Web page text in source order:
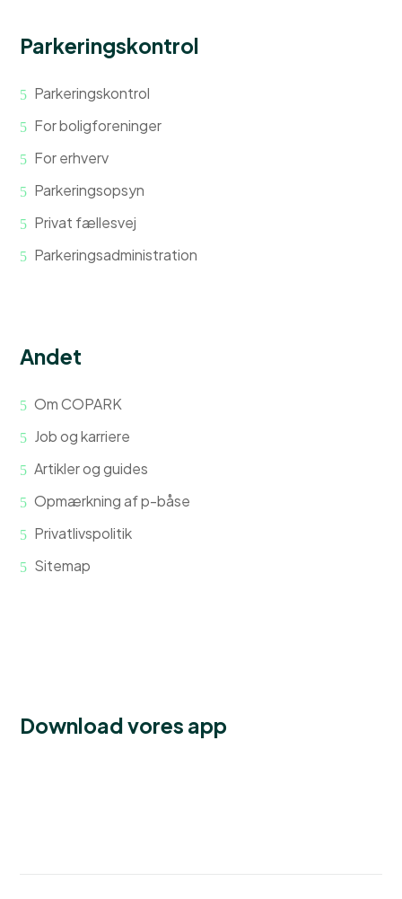
Parkeringskontrol
Parkeringskontrol
For boligforeninger
For erhverv
Parkeringsopsyn
Privat fællesvej
Parkeringsadministration
Andet
Om COPARK
Job og karriere
Artikler og guides
Opmærkning af p-båse
Privatlivspolitik
Sitemap
Download vores app